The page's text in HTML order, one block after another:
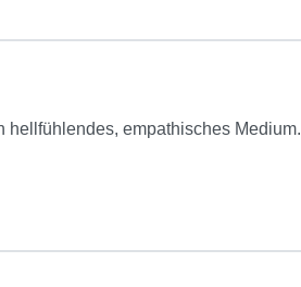
empathisches Medium.